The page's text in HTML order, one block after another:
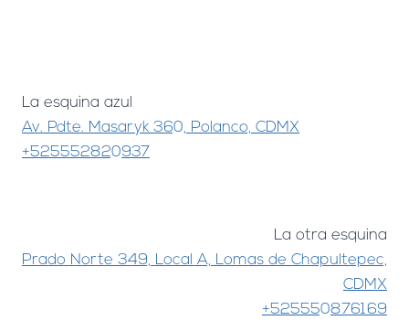
La esquina azul
Av. Pdte. Masaryk 360, Polanco, CDMX
+525552820937
La otra esquina
Prado Norte 349, Local A, Lomas de Chapultepec,
CDMX
+525550876169